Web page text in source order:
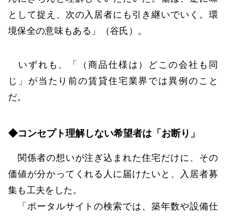
として捉え、次の入居者にも引き継いでいく。環
境保全の意味もある」（谷氏）。
いずれも、「（商品仕様は）どこの会社も同
じ」が当たり前の賃貸住宅業界では異例のこと
だ。
◆コンセプト理解しない希望者は「お断り」
関係者の想いが注ぎ込まれた住宅だけに、その
価値が分かってくれる人に届けたいと、入居者募
集も工夫をした。
「ポータルサイトの検索では、築年数や設備仕